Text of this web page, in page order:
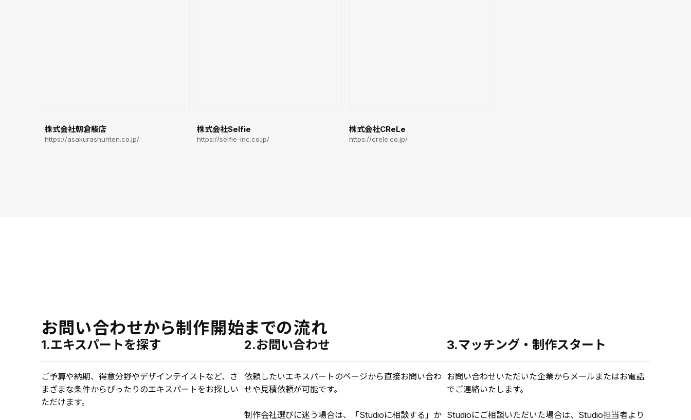
株式会社朝倉駿店
https://asakurashunten.co.jp/
株式会社Selfie
https://selfie-inc.co.jp/
株式会社CReLe
https://crele.co.jp/
お問い合わせから制作開始までの流れ
1.エキスパートを探す
ご予算や納期、得意分野やデザインテイストなど、さ
まざまな条件からぴったりのエキスパートをお探しい
ただけます。
2.お問い合わせ
依頼したいエキスパートのページから直接お問い合わ
せや見積依頼が可能です。
制作会社選びに迷う場合は、「Studioに相談する」か
3.マッチング・制作スタート
お問い合わせいただいた企業からメールまたはお電話
でご連絡いたします。
Studioにご相談いただいた場合は、Studio担当者より